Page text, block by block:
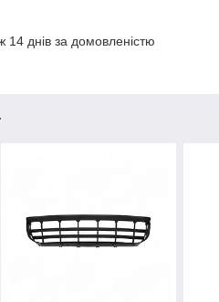
днів за домовленістю